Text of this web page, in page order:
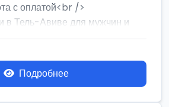
с оплатой<br />
в Тель-Авиве для мужчин и
Подробнее